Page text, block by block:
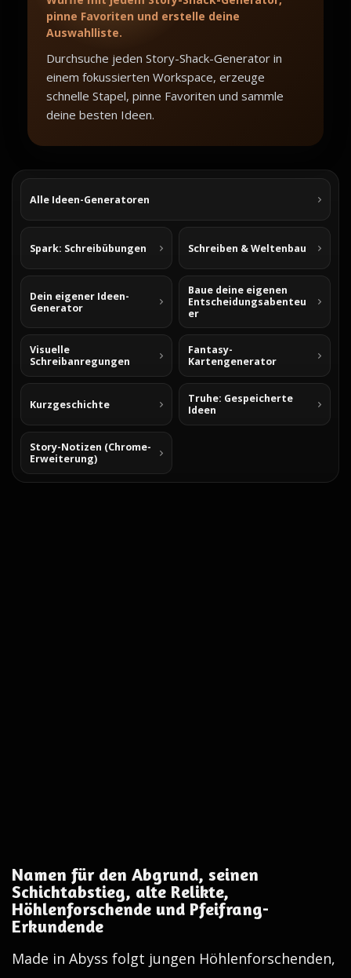
pinne Favoriten und erstelle deine
Auswahlliste.
Durchsuche jeden Story-Shack-Generator in
einem fokussierten Workspace, erzeuge
schnelle Stapel, pinne Favoriten und sammle
deine besten Ideen.
Alle Ideen-Generatoren
Spark: Schreibübungen Schreiben & Weltenbau
Dein eigener Ideen-
Generator
Baue deine eigenen
Entscheidungsabenteu
er
Visuelle
Schreibanregungen
Fantasy-
Kartengenerator
Kurzgeschichte
Truhe: Gespeicherte
Ideen
Story-Notizen (Chrome-
Erweiterung)
Namen für den Abgrund, seinen
Schichtabstieg, alte Relikte,
Höhlenforschende und Pfeifrang-
Erkundende
Made in Abyss folgt jungen Höhlenforschenden,